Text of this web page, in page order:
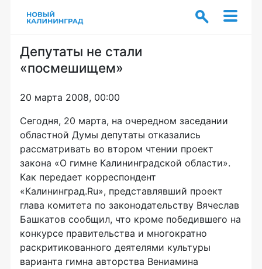
Депутаты не стали
«посмешищем»
20 марта 2008, 00:00
Сегодня, 20 марта, на очередном заседании
областной Думы депутаты отказались
рассматривать во втором чтении проект
закона «О гимне Калининградской области».
Как передает корреспондент
«Калининград.Ru», представлявший проект
глава комитета по законодательству Вячеслав
Башкатов сообщил, что кроме победившего на
конкурсе правительства и многократно
раскритикованного деятелями культуры
варианта гимна авторства Вениамина